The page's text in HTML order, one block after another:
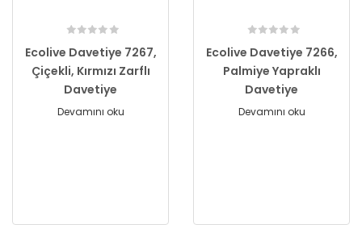
Ecolive Davetiye 7267,
Çiçekli, Kırmızı Zarflı
Davetiye
Devamını oku
Ecolive Davetiye 7266,
Palmiye Yapraklı
Davetiye
Devamını oku